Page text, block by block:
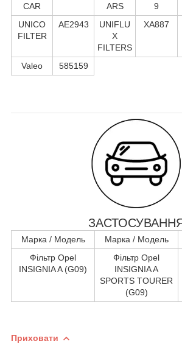
CAR
ARS
9
UNICO
FILTER
AE2943
UNIFLU
X
FILTERS
XA887
Valeo 585159
Марка / Модель Марка / Модель
Фільтр Opel
INSIGNIA A (G09)
Фільтр Opel
INSIGNIA A
SPORTS TOURER
(G09)
Приховати